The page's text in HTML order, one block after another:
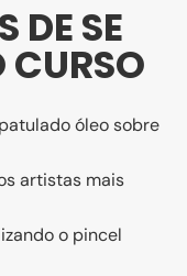
DE SE
CURSO
óleo sobre
artistas mais
o pincel